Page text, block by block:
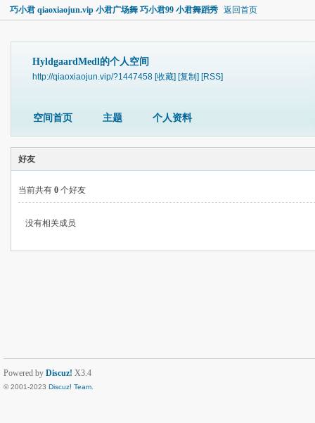
巧小君 qiaoxiaojun.vip 小君广场舞 巧小君99 小君舞蹈秀 返回首页
HyldgaardMedl的个人空间
http://qiaoxiaojun.vip/?1447458 [收藏] [复制] [RSS]
空间首页 主题 个人资料
好友
当前共有 0 个好友
没有相关成员
Powered by Discuz! X3.4
© 2001-2023 Discuz! Team